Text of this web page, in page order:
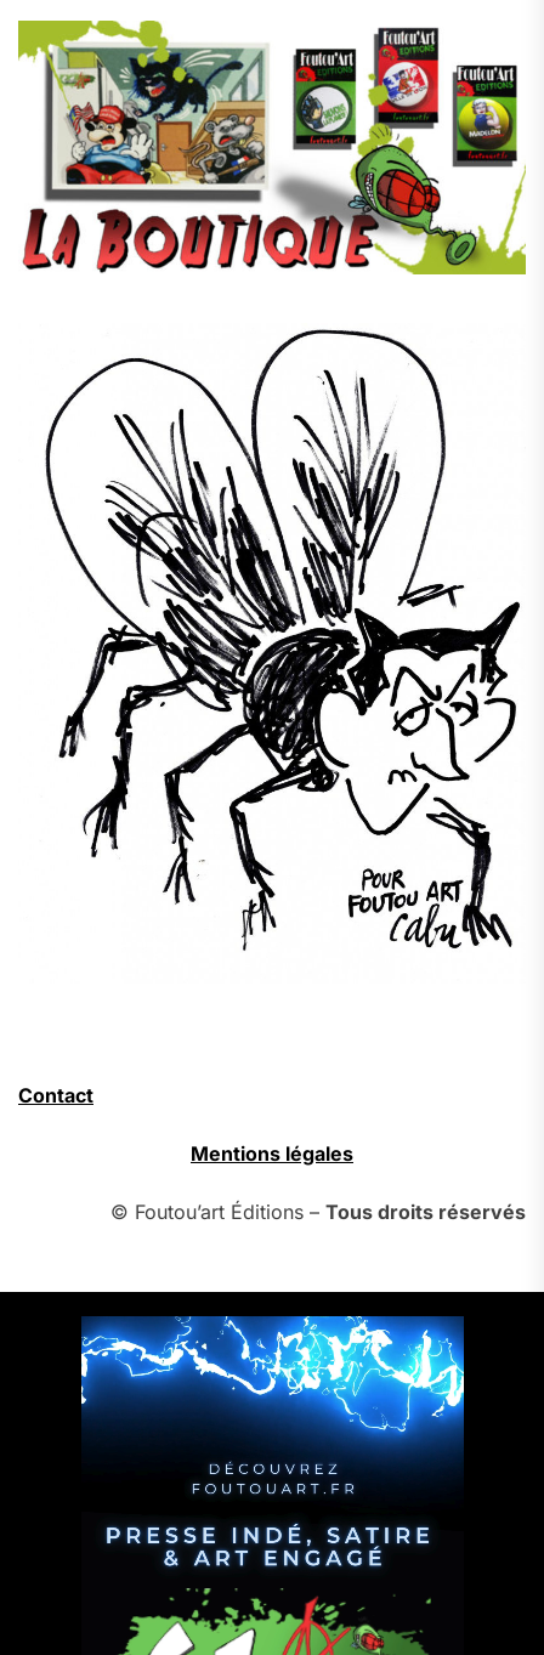
Contact
Mentions légales
© Foutou’art Éditions – Tous droits réservés